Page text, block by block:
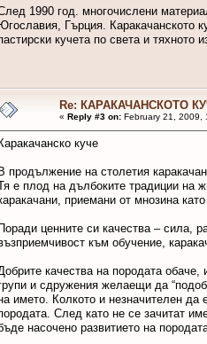
1990 год. многочислени
Югославия, Гърция. Каракачанското
кучета по света и
Re: КАРАКАЧАНСКОТО
« Reply #3 on:February 21, 2009,
Каракачанско куче
В продължение на столетия
е плод на дълбоките традиции на
приемани от мнозина
Поради ценните си качества – сила,
към обучение,
качества на породата обаче,
и сдружения желаещи да
името. Колкото и незначителен да
След като не се зачитат
насочено развитието на